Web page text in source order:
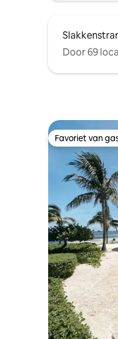
Door 69
Favoriet van
Favoriet van